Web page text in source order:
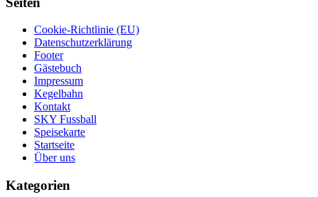
Cookie-Richtlinie (EU)
Datenschutzerklärung
Footer
Gästebuch
Impressum
Kegelbahn
Kontakt
SKY Fussball
Speisekarte
Startseite
Über uns
Kategorien